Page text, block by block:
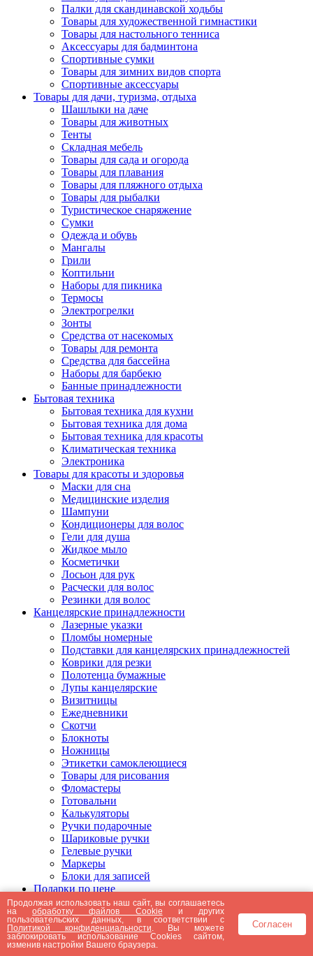
Палки для скандинавской ходьбы
Товары для художественной гимнастики
Товары для настольного тенниса
Аксессуары для бадминтона
Спортивные сумки
Товары для зимних видов спорта
Спортивные аксессуары
Товары для дачи, туризма, отдыха
Шашлыки на даче
Товары для животных
Тенты
Складная мебель
Товары для сада и огорода
Товары для плавания
Товары для пляжного отдыха
Товары для рыбалки
Туристическое снаряжение
Сумки
Одежда и обувь
Мангалы
Грили
Коптильни
Наборы для пикника
Термосы
Электрогрелки
Зонты
Средства от насекомых
Товары для ремонта
Средства для бассейна
Наборы для барбекю
Банные принадлежности
Бытовая техника
Бытовая техника для кухни
Бытовая техника для дома
Бытовая техника для красоты
Климатическая техника
Электроника
Товары для красоты и здоровья
Маски для сна
Медицинские изделия
Шампуни
Кондиционеры для волос
Гели для душа
Жидкое мыло
Косметички
Лосьон для рук
Расчески для волос
Резинки для волос
Канцелярские принадлежности
Лазерные указки
Пломбы номерные
Подставки для канцелярских принадлежностей
Коврики для резки
Полотенца бумажные
Лупы канцелярские
Визитницы
Ежедневники
Скотчи
Блокноты
Ножницы
Этикетки самоклеющиеся
Товары для рисования
Фломастеры
Готовальни
Калькуляторы
Ручки подарочные
Шариковые ручки
Гелевые ручки
Маркеры
Блоки для записей
Подарки по цене
Подарки от 5000 рублей
Подарки до 5000 рублей
Подарки до 3000 рублей
Подарки до 2000 рублей
Подарки до 1000 рублей
Продолжая использовать наш сайт, вы соглашаетесь
наобработку файлов Cookie и других
пользовательских данных, в соответствии с
Политикой конфиденциальности . Вы можете
заблокировать использование Cookies сайтом,
изменив настройки Вашего браузера.
Согласен